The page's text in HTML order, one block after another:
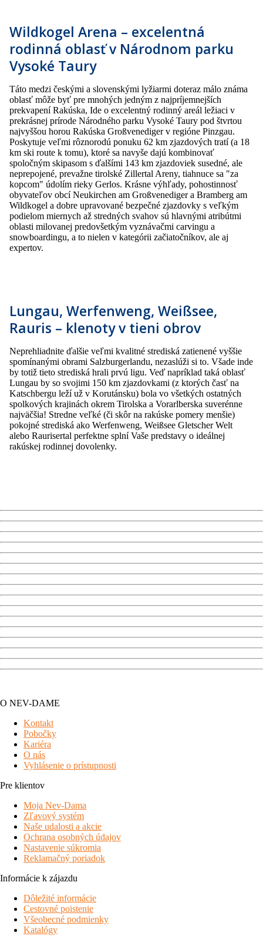
Wildkogel Arena – excelentná
rodinná oblasť v Národnom parku
Vysoké Taury
Táto medzi českými a slovenskými lyžiarmi doteraz málo známa
oblasť môže byť pre mnohých jedným z najpríjemnejších
prekvapení Rakúska, Ide o excelentný rodinný areál ležiaci v
prekrásnej prírode Národného parku Vysoké Taury pod štvrtou
najvyššou horou Rakúska Großvenediger v regióne Pinzgau.
Poskytuje veľmi rôznorodú ponuku 62 km zjazdových tratí (a 18
km ski route k tomu), ktoré sa navyše dajú kombinovať
spoločným skipasom s ďalšími 143 km zjazdoviek susedné, ale
neprepojené, prevažne tirolské Zillertal Areny, tiahnuce sa "za
kopcom" údolím rieky Gerlos. Krásne výhľady, pohostinnosť
obyvateľov obcí Neukirchen am Großvenediger a Bramberg am
Wildkogel a dobre upravované bezpečné zjazdovky s veľkým
podielom miernych až stredných svahov sú hlavnými atribútmi
oblasti milovanej predovšetkým vyznávačmi carvingu a
snowboardingu, a to nielen v kategórii začiatočníkov, ale aj
expertov.
Lungau, Werfenweng, Weißsee,
Rauris – klenoty v tieni obrov
Neprehliadnite ďalšie veľmi kvalitné strediská zatienené vyššie
spomínanými obrami Salzburgerlandu, nezaslúži si to. Všade inde
by totiž tieto strediská hrali prvú ligu. Veď napríklad taká oblasť
Lungau by so svojimi 150 km zjazdovkami (z ktorých časť na
Katschbergu leží už v Korutánsku) bola vo všetkých ostatných
spolkových krajinách okrem Tirolska a Vorarlberska suverénne
najväčšia! Stredne veľké (či skôr na rakúske pomery menšie)
pokojné strediská ako Werfenweng, Weißsee Gletscher Welt
alebo Raurisertal perfektne splní Vaše predstavy o ideálnej
rakúskej rodinnej dovolenky.
O NEV-DAME
Kontakt
Pobočky
Kariéra
O nás
Vyhlásenie o prístupnosti
Pre klientov
Moja Nev-Dama
Zľavový systém
Naše udalosti a akcie
Ochrana osobných údajov
Nastavenie súkromia
Reklamačný poriadok
Informácie k zájazdu
Dôležité informácie
Cestovné poistenie
Všeobecné podmienky
Katalógy